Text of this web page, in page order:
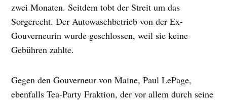
zwei Monaten. Seitdem tobt der Streit um das
Sorgerecht. Der Autowaschbetrieb von der Ex-
Gouverneurin wurde geschlossen, weil sie keine
Gebühren zahlte.
Gegen den Gouverneur von Maine, Paul LePage,
ebenfalls Tea-Party Fraktion, der vor allem durch seine